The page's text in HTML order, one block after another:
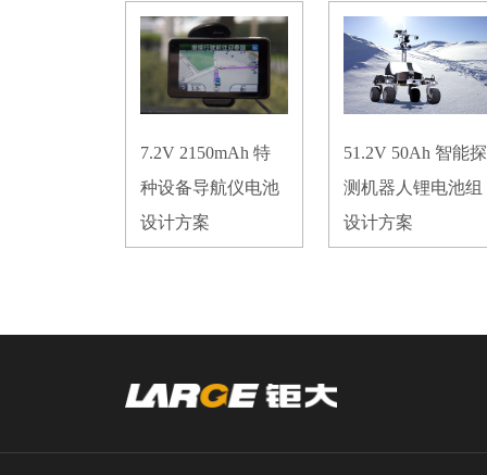
7.2V 2150mAh 特
种设备导航仪电池
设计方案
51.2V 50Ah 智能探
测机器人锂电池组
设计方案